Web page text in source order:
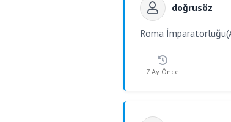
doğrusöz
Roma
7 Ay Önce